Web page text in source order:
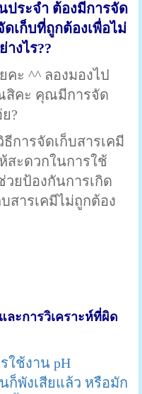
ประจำ ต้องมีการจัด
ดเก็บที่ถูกต้องเพื่อไม่
งไร??
ะ ^^ ลองมองไป
สิคะ คุณมีการจัด
?
การจัดเก็บสารเคมี
สะดวกในการใช้
ยป้องกันการเกิด
สารเคมีไม่ถูกต้อง
ละการวิเคราะห์ที่ผิด
ช้งาน pH
ก็พังเสียแล้ว หรือมัก